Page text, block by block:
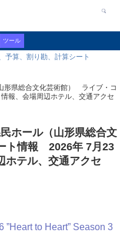
ツール
予算、割り勘、計算シート
形県総合文化芸術館） ライブ・コ
報、会場周辺ホテル、交通アクセ
ホール（山形県総合文
ト情報 2026年 7月23
ホテル、交通アクセ
to Heart” Season 3